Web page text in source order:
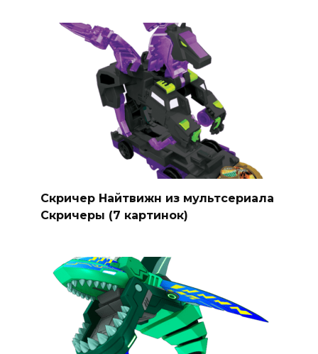
Скричер Найтвижн из мультсериала
Скричеры (7 картинок)